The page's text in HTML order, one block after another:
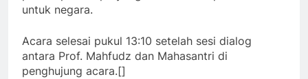
untuk negara.
Acara selesai pukul 13:10 setelah sesi dialog
antara Prof. Mahfudz dan Mahasantri di
penghujung acara.[]